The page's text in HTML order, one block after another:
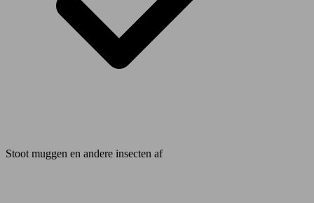
Stoot muggen en andere insecten af